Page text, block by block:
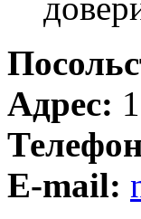
Адрес:
E-mail: